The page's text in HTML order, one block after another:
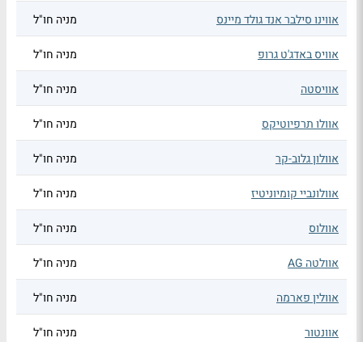
אווינו סילבר אנד גולד מיינס מניה חו"ל
אוויס באדג'ט גרופ מניה חו"ל
אוויסטה מניה חו"ל
אוולו תרפיוטיקס מניה חו"ל
אוולון גלוב-קר מניה חו"ל
אוולונביי קומיוניטיז מניה חו"ל
אוולוס מניה חו"ל
אוולטה AG מניה חו"ל
אוולין פארמה מניה חו"ל
אוונטור מניה חו"ל